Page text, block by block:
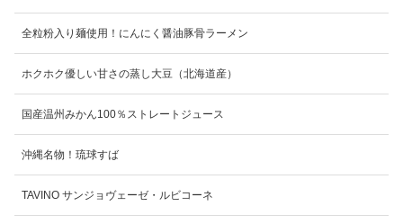
全粒粉入り麺使用！にんにく醤油豚骨ラーメン
ホクホク優しい甘さの蒸し大豆（北海道産）
国産温州みかん100％ストレートジュース
沖縄名物！琉球すば
TAVINO サンジョヴェーゼ・ルビコーネ